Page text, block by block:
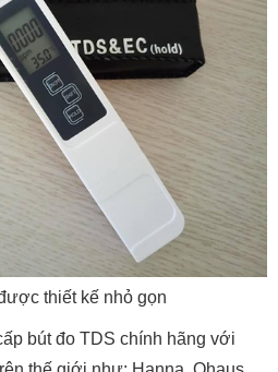
thiết kế nhỏ gọn
bút đo TDS chính hãng với